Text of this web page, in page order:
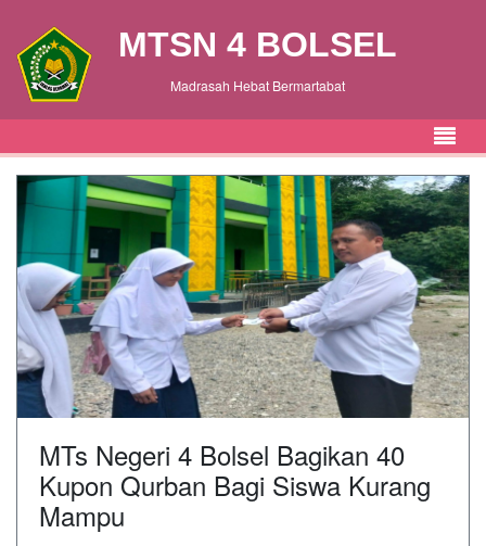
MTSN 4 BOLSEL
Madrasah Hebat Bermartabat
MTs Negeri 4 Bolsel Bagikan 40
Kupon Qurban Bagi Siswa Kurang
Mampu